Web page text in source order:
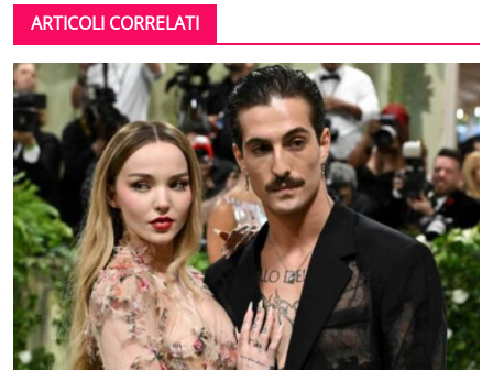
ARTICOLI CORRELATI